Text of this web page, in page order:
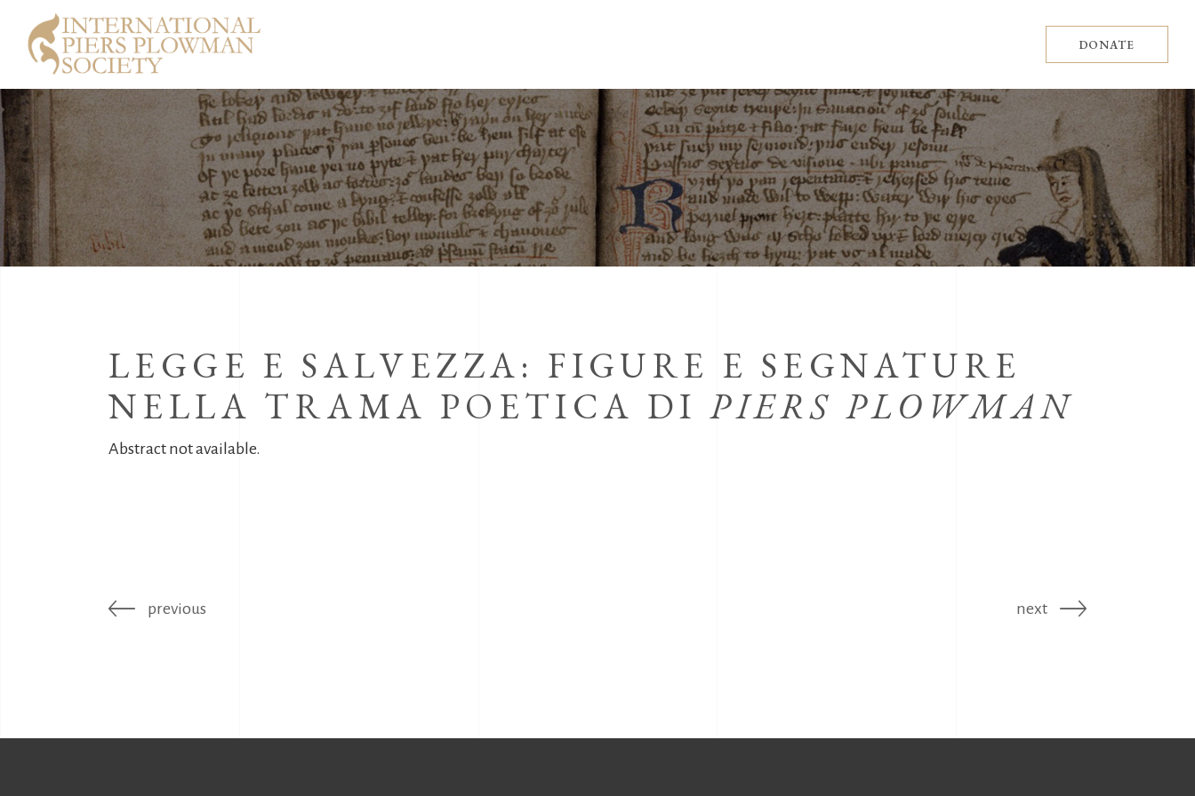
DONATE
LEGGE E SALVEZZA: FIGURE E SEGNATURE
NELLA TRAMA POETICA DIPIERS PLOWMAN
Abstract not available.
previous next